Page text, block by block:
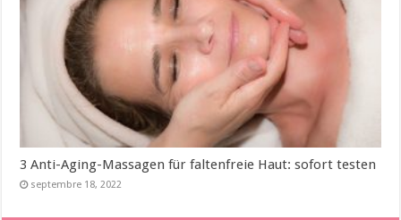
3 Anti-Aging-Massagen für faltenfreie Haut: sofort testen
septembre 18, 2022